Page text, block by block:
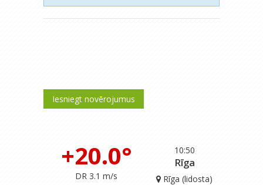
Iesniegt novērojumus
10:50
+20.0°
DR 3.1 m/s
Rīga
Rīga (lidosta)